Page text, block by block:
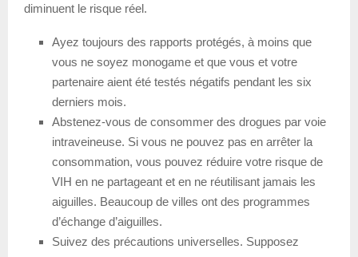
diminuent le risque réel.
Ayez toujours des rapports protégés, à moins que
vous ne soyez monogame et que vous et votre
partenaire aient été testés négatifs pendant les six
derniers mois.
Abstenez-vous de consommer des drogues par voie
intraveineuse. Si vous ne pouvez pas en arrêter la
consommation, vous pouvez réduire votre risque de
VIH en ne partageant et en ne réutilisant jamais les
aiguilles. Beaucoup de villes ont des programmes
d’échange d’aiguilles.
Suivez des précautions universelles. Supposez